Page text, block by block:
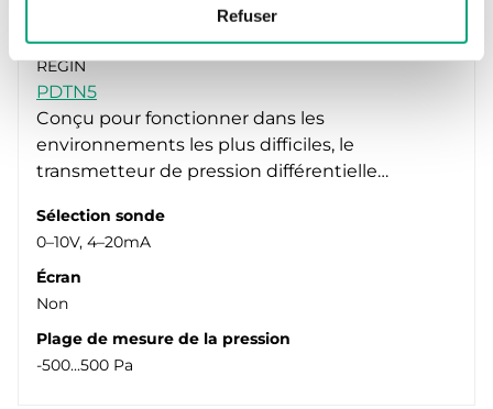
Refuser
REGIN
PDTN5
Conçu pour fonctionner dans les
environnements les plus difficiles, le
transmetteur de pression différentielle…
Sélection sonde
0–10V, 4–20mA
Écran
Non
Plage de mesure de la pression
-500...500 Pa